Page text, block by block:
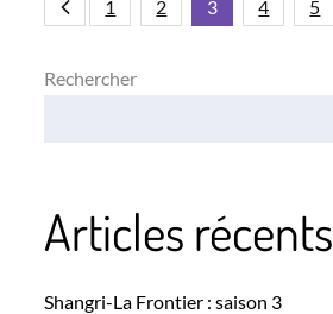
Pagination
des
1 2 3 4 5
Rechercher
Articles récents
Shangri-La Frontier : saison 3